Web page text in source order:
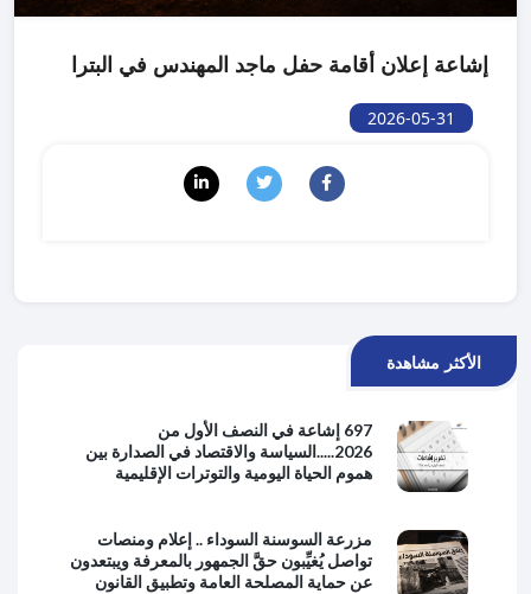
إشاعة إعلان أقامة حفل ماجد المهندس في البترا
2026-05-31
الأكثر مشاهدة
697 إشاعة في النصف الأول من
2026.....السياسة والاقتصاد في الصدارة بين
هموم الحياة اليومية والتوترات الإقليمية
مزرعة السوسنة السوداء .. إعلام ومنصات
تواصل يُغيِّبون حقَّ الجمهور بالمعرفة ويبتعدون
عن حماية المصلحة العامة وتطبيق القانون